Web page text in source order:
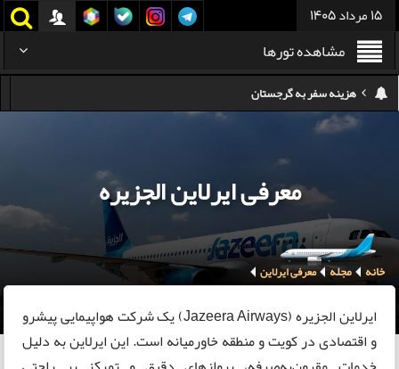
15 مرداد 1405
مشاهده تورها
هزینه سفر به گرجستان
هزینه سفر به تایلند
کدام هواپیمایی کدام ترمینال مهرآباد؟
استرداد بلیط هواپیما در شرایط جنگی
هزینه تفریحات استانبول ۲۰۲۵
سفر به ارمنستان | دیدنی‌ها و تجربیات جذاب
معرفی بهترین غذاهای محلی و خیابانی دبی
معرفی ایرلاین الجزیره
خانه مجله معرفی ایرلاین
ایرلاین الجزیره (Jazeera Airways) یک شرکت هواپیمایی پیشرو
و اقتصادی در کویت و منطقه خاورمیانه است. این ایرلاین به دلیل